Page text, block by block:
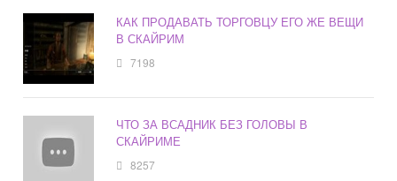
КАК ПРОДАВАТЬ ТОРГОВЦУ ЕГО ЖЕ ВЕЩИ
В СКАЙРИМ
7198
ЧТО ЗА ВСАДНИК БЕЗ ГОЛОВЫ В
СКАЙРИМЕ
8257